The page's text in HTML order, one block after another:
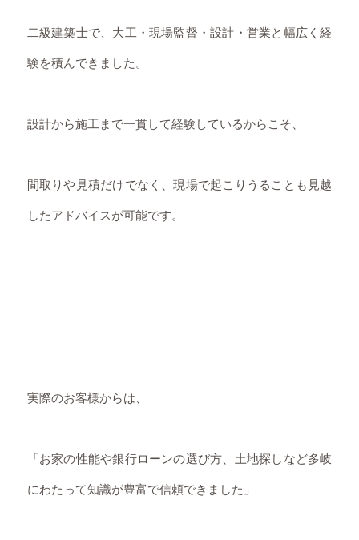
二級建築士で、大工・現場監督・設計・営業と幅広く経
験を積んできました。
設計から施工まで一貫して経験しているからこそ、
間取りや見積だけでなく、現場で起こりうることも見越
したアドバイスが可能です。
実際のお客様からは、
「お家の性能や銀行ローンの選び方、土地探しなど多岐
にわたって知識が豊富で信頼できました」